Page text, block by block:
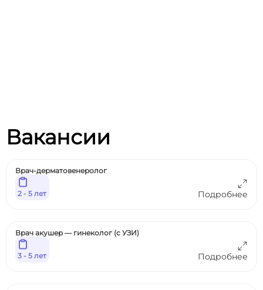
Вакансии
Врач-дерматовенеролог
Подробнее
2 - 5 лет
Врач акушер — гинеколог (с УЗИ)
Подробнее
3 - 5 лет